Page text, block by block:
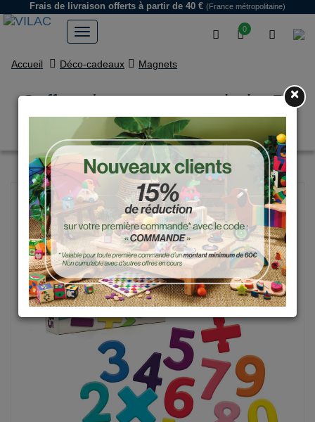
0
Frais de livraison offerts à partir de 40 € (France métropolitaine)
Accueil Déco-cadeaux Magnets
Coffret de magnets en bois, 58
chiffres
×